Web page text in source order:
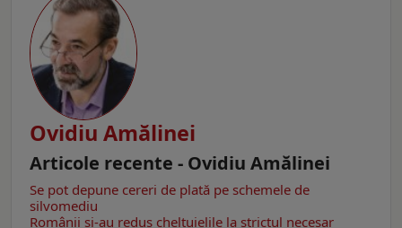
Ovidiu Amălinei
Articole recente - Ovidiu Amălinei
Se pot depune cereri de plată pe schemele de
silvomediu
Românii şi-au redus cheltuielile la strictul necesar